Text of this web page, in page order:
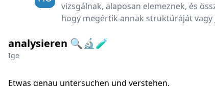
vizsgálnak, alaposan elemeznek, és
hogy megértik annak struktúráját vagy
analysieren 🔍🔬🧪
Ige
Etwas genau untersuchen und verstehen.